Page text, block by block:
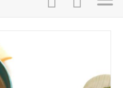
AANMELDEN